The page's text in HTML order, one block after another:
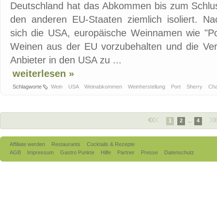
Deutschland hat das Abkommen bis zum
den anderen EU-Staaten ziemlich isoliert.
sich die USA, europäische Weinnamen wie
Weinen aus der EU vorzubehalten und die
Anbieter in den USA zu ...
weiterlesen »
Schlagworte Wein USA Weinabkommen Weinherstellung Port Sherry
1 2 4
Affiliate werden Restaurants
Cocktails & Rezepte
AGB
Impressum Gastro Punkte Hilfe Partner Presse Datenschutz